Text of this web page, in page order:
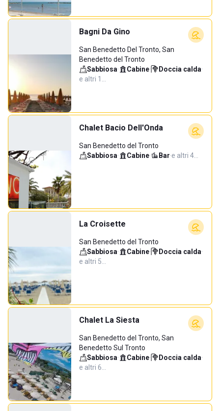
Bagni Da Gino
San Benedetto Del Tronto, San
Benedetto del Tronto
Sabbiosa· Cabine· Doccia calda·
e altri 1…
Chalet Bacio Dell'Onda
San Benedetto del Tronto
Sabbiosa· Cabine· Bar·e altri 4…
La Croisette
San Benedetto del Tronto
Sabbiosa· Cabine· Doccia calda·
e altri 5…
Chalet La Siesta
San Benedetto del Tronto, San
Benedetto Sul Tronto
Sabbiosa· Cabine· Doccia calda·
e altri 6…